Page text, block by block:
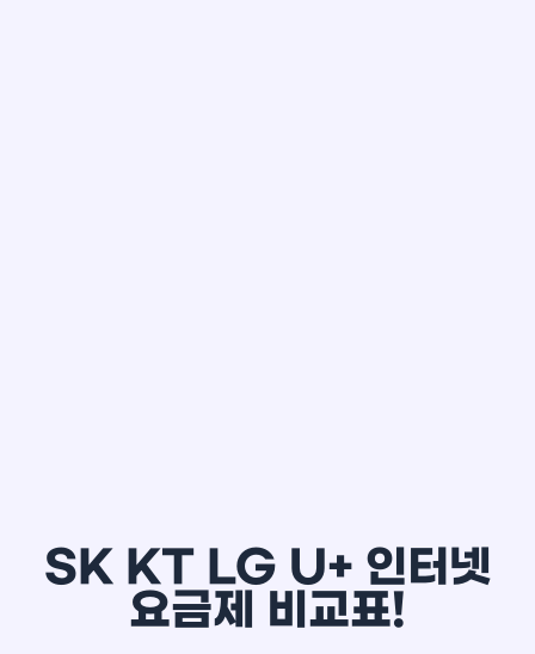
SK KT LG U+ 인터넷
요금제 비교표!